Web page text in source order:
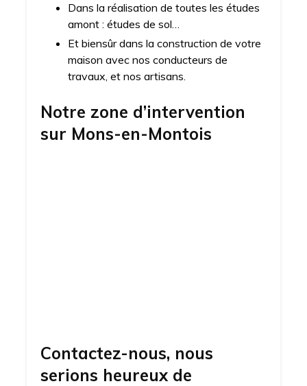
Dans la réalisation de toutes les études
amont : études de sol…
Et biensûr dans la construction de votre
maison avec nos conducteurs de
travaux, et nos artisans.
Notre zone d’intervention
sur Mons-en-Montois
Contactez-nous, nous
serions heureux de